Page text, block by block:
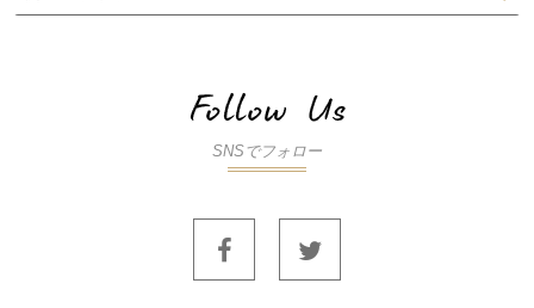
SNSでフォロー